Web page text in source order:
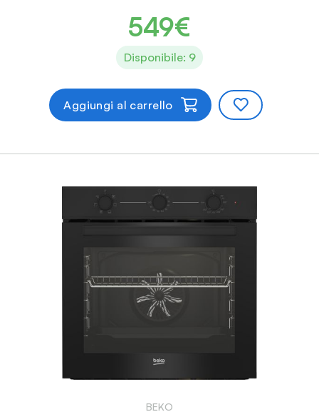
549€
Disponibile: 9
Aggiungi al carrello
BEKO